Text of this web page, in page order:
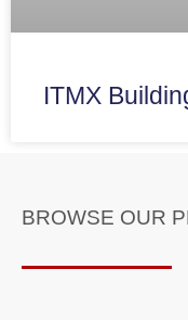
ITMX
BROWSE OUR